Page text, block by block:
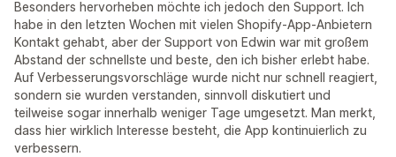
Besonders hervorheben möchte ich jedoch den Support. Ich
habe in den letzten Wochen mit vielen Shopify-App-Anbietern
Kontakt gehabt, aber der Support von Edwin war mit großem
Abstand der schnellste und beste, den ich bisher erlebt habe.
Auf Verbesserungsvorschläge wurde nicht nur schnell reagiert,
sondern sie wurden verstanden, sinnvoll diskutiert und
teilweise sogar innerhalb weniger Tage umgesetzt. Man merkt,
dass hier wirklich Interesse besteht, die App kontinuierlich zu
verbessern.